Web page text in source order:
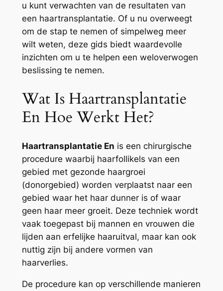
u kunt verwachten van de resultaten van
een haartransplantatie. Of u nu overweegt
om de stap te nemen of simpelweg meer
wilt weten, deze gids biedt waardevolle
inzichten om u te helpen een weloverwogen
beslissing te nemen.
Wat Is Haartransplantatie
En Hoe Werkt Het?
Haartransplantatie En is een chirurgische
procedure waarbij haarfollikels van een
gebied met gezonde haargroei
(donorgebied) worden verplaatst naar een
gebied waar het haar dunner is of waar
geen haar meer groeit. Deze techniek wordt
vaak toegepast bij mannen en vrouwen die
lijden aan erfelijke haaruitval, maar kan ook
nuttig zijn bij andere vormen van
haarverlies.
De procedure kan op verschillende manieren